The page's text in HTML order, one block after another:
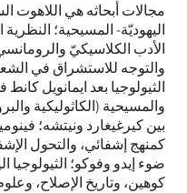
مجالات أبحاثه هي اللاهوت
اليهوديّة- المسيحية؛ النظرية
الأدب الكلاسيكيّ
والتوجه للاستشراق في الشعر
الثيولوجيا بعد ايمانويلكانط
والمسيحية (الكاثوليكية
بينكيرغيغارد ونيتشه؛
كمنهج إشفائي، والتحول
ضوء إيدو وفوكو؛ الثيولوجيا
كوهين، وتاريخ الإصلاح،